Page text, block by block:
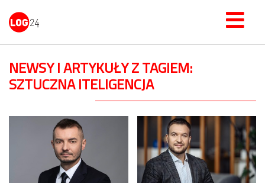
NEWSY I ARTYKUŁY Z TAGIEM:
SZTUCZNA ITELIGENCJA